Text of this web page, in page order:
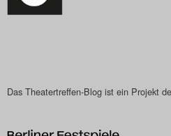
Das Theatertreffen-Blog ist ein Projekt